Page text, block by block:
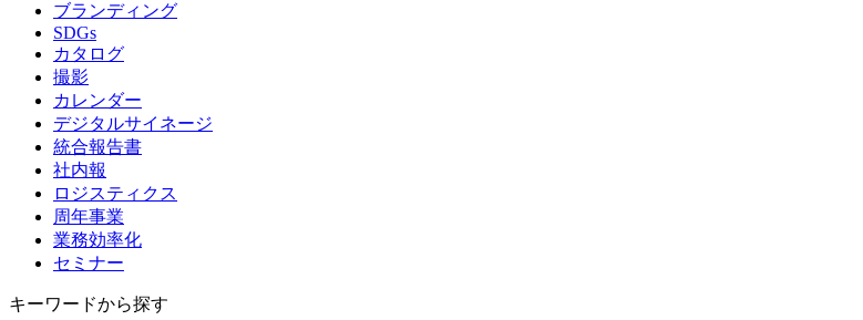
ブランディング
SDGs
カタログ
撮影
カレンダー
デジタルサイネージ
統合報告書
社内報
ロジスティクス
周年事業
業務効率化
セミナー
キーワードから探す